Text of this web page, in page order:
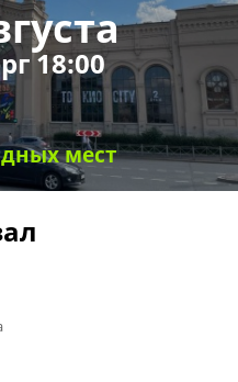
18:00
мест